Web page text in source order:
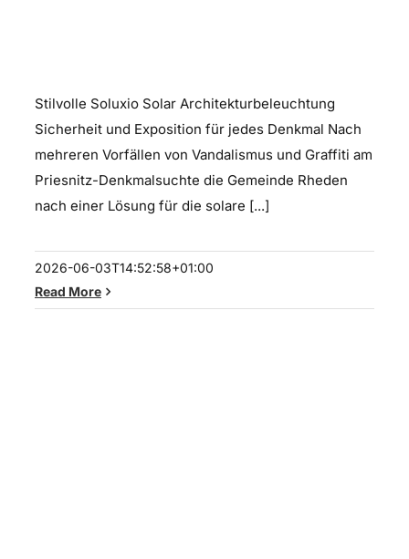
Stilvolle Soluxio Solar Architekturbeleuchtung
Sicherheit und Exposition für jedes Denkmal Nach
mehreren Vorfällen von Vandalismus und Graffiti am
Priesnitz-Denkmalsuchte die Gemeinde Rheden
nach einer Lösung für die solare [...]
2026-06-03T14:52:58+01:00
Read More